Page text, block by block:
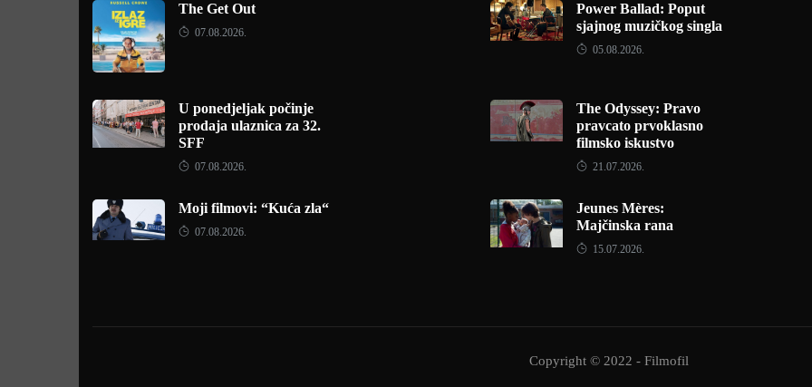
The Get Out
07.08.2026.
U ponedjeljak počinje
prodaja ulaznica za 32.
SFF
07.08.2026.
Moji filmovi: “Kuća zla“
07.08.2026.
Power Ballad: Poput
sjajnog muzičkog singla
05.08.2026.
The Odyssey: Pravo
pravcato prvoklasno
filmsko iskustvo
21.07.2026.
Jeunes Mères:
Majčinska rana
15.07.2026.
Copyright © 2022 - Filmofil